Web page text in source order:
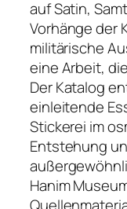
auf Satin,
Vorhänge der
militärische
eine Arbeit,
Der Katalog
einleitende
Stickerei im
Entstehung
Hanim